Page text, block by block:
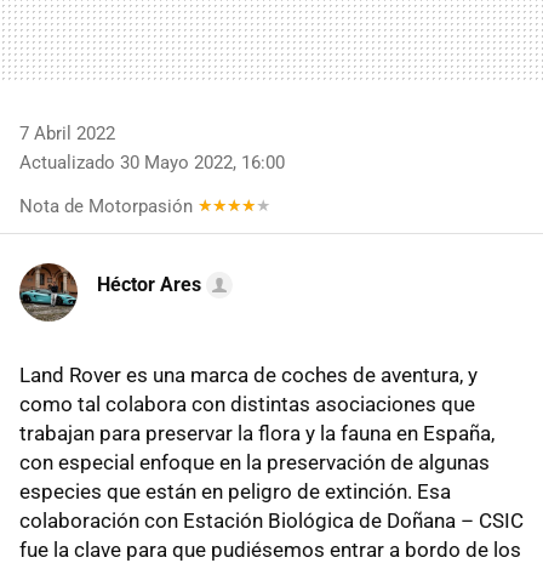
7 Abril 2022
Actualizado 30 Mayo 2022, 16:00
Nota de Motorpasión
Héctor Ares
Land Rover es una marca de coches de aventura, y
como tal colabora con distintas asociaciones que
trabajan para preservar la flora y la fauna en España,
con especial enfoque en la preservación de algunas
especies que están en peligro de extinción. Esa
colaboración con Estación Biológica de Doñana – CSIC
fue la clave para que pudiésemos entrar a bordo de los